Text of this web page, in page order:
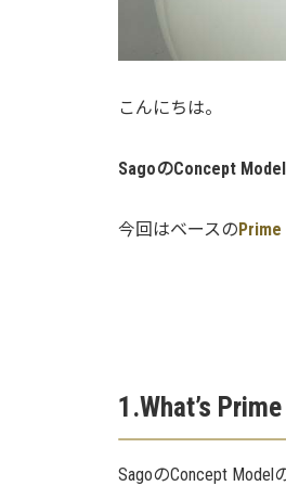
こんにちは。
SagoのConcept Model
今回はベースのPrime
1.What’s
SagoのConcept Model